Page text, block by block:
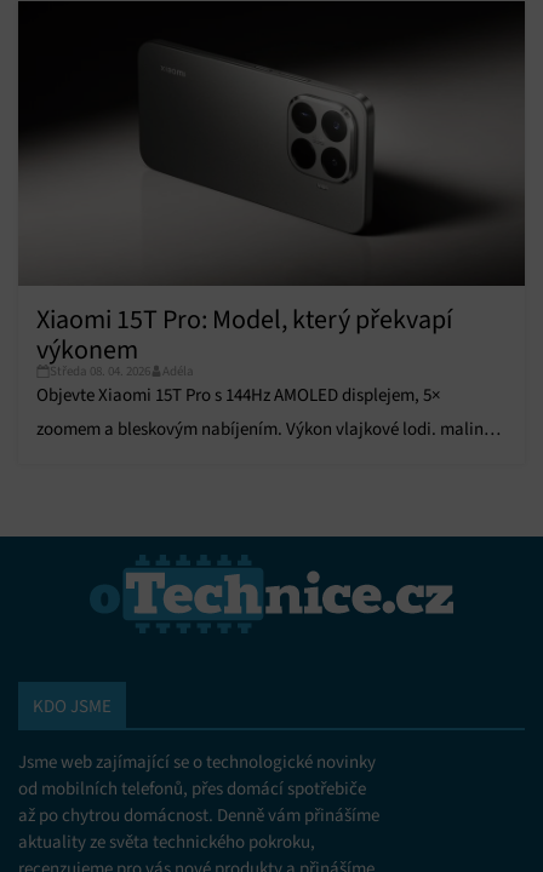
Xiaomi 15T Pro: Model, který překvapí
výkonem
Středa 08. 04. 2026 Adéla
Objevte Xiaomi 15T Pro s 144Hz AMOLED displejem, 5×
zoomem a bleskovým nabíjením. Výkon vlajkové lodi. malinko
KDO JSME
Jsme web zajímající se o technologické novinky
od mobilních telefonů, přes domácí spotřebiče
až po chytrou domácnost. Denně vám přinášíme
aktuality ze světa technického pokroku,